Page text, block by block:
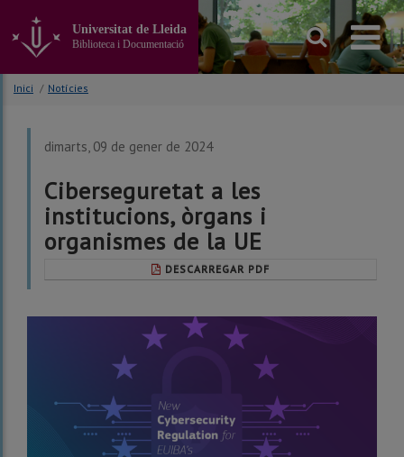
contingut
principal
Universitat de Lleida
Biblioteca i Documentació
Inici / Notícies
dimarts, 09 de gener de 2024
Ciberseguretat a les
institucions, òrgans i
organismes de la UE
DESCARREGAR PDF